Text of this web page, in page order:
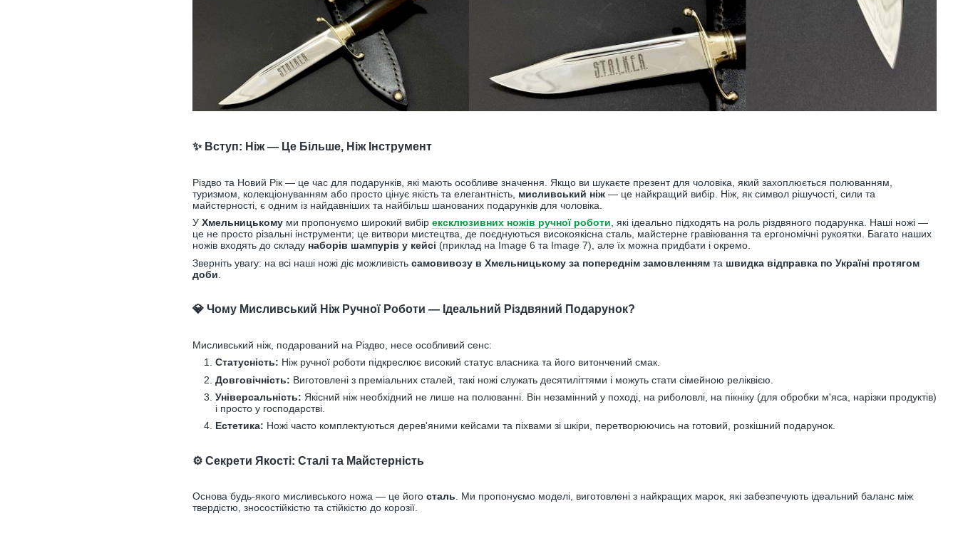
✨ Вступ: Ніж — Це Більше, Ніж Інструмент
Різдво та Новий Рік — це час для подарунків, які мають особливе значення. Якщо ви шукаєте презент для чоловіка, який захоплюється полюванням,
туризмом, колекціонуванням або просто цінує якість та елегантність, мисливський ніж — це найкращий вибір. Ніж, як символ рішучості, сили та
майстерності, є одним із найдавніших та найбільш шанованих подарунків для чоловіка.
У Хмельницькому ми пропонуємо широкий вибір ексклюзивних ножів ручної роботи , які ідеально підходять на роль різдвяного подарунка. Наші ножі —
це не просто різальні інструменти; це витвори мистецтва, де поєднуються високоякісна сталь, майстерне гравіювання та ергономічні рукоятки. Багато наших
ножів входять до складу наборів шампурів у кейсі (приклад на Image 6 та Image 7), але їх можна придбати і окремо.
Зверніть увагу: на всі наші ножі діє можливість самовивозу в Хмельницькому за попереднім замовленням та швидка відправка по Україні протягом
доби
💎 Чому Мисливський Ніж Ручної Роботи — Ідеальний Різдвяний Подарунок?
Мисливський ніж, подарований на Різдво, несе особливий сенс:
Статусність: Ніж ручної роботи підкреслює високий статус власника та його витончений смак.
Довговічність: Виготовлені з преміальних сталей, такі ножі служать десятиліттями і можуть стати сімейною реліквією.
Універсальність: Якісний ніж необхідний не лише на полюванні. Він незамінний у поході, на риболовлі, на пікніку (для обробки м'яса, нарізки продуктів)
і просто у господарстві.
Естетика: Ножі часто комплектуються дерев'яними кейсами та піхвами зі шкіри, перетворюючись на готовий, розкішний подарунок.
⚙️ Секрети Якості: Сталі та Майстерність
Основа будь-якого мисливського ножа — це його сталь. Ми пропонуємо моделі, виготовлені з найкращих марок, які забезпечують ідеальний баланс між
твердістю, зносостійкістю та стійкістю до корозії.